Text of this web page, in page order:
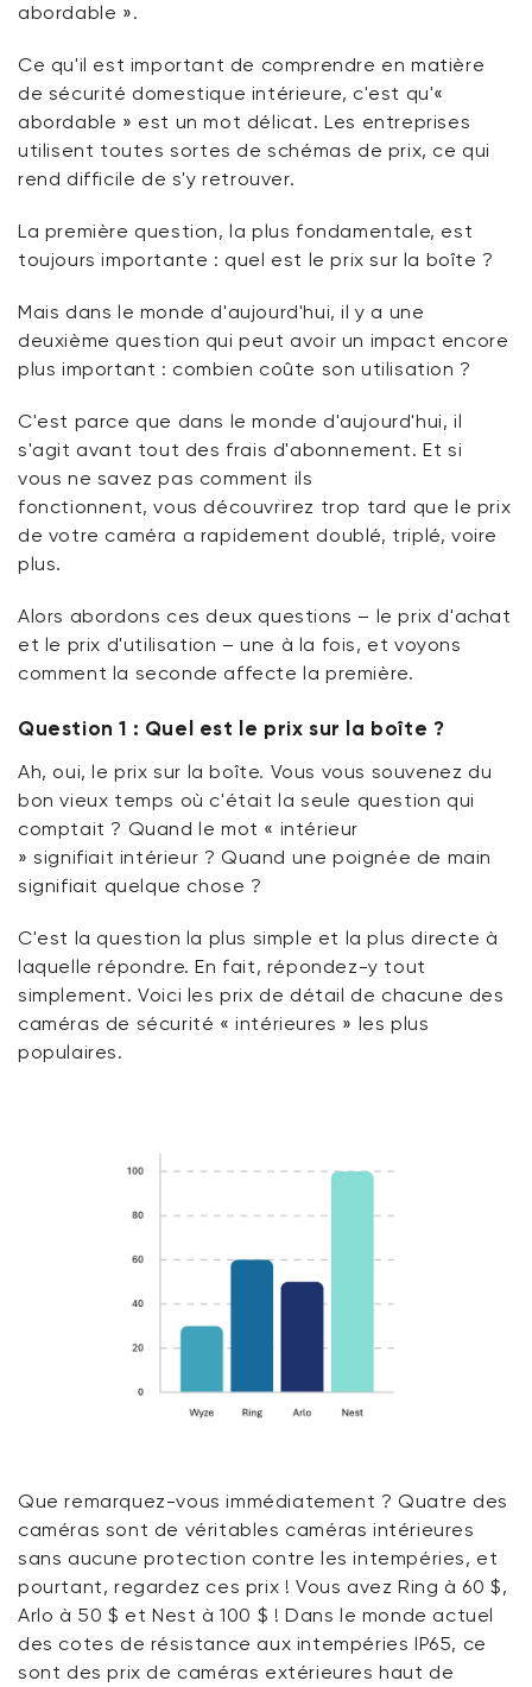
abordable ».
Ce qu'il est important de comprendre en matière
de sécurité domestique intérieure, c'est qu'«
abordable » est un mot délicat. Les entreprises
utilisent toutes sortes de schémas de prix, ce qui
rend difficile de s'y retrouver.
La première question, la plus fondamentale, est
toujours importante : quel est le prix sur la boîte ?
Mais dans le monde d'aujourd'hui, il y a une
deuxième question qui peut avoir un impact encore
plus important : combien coûte son utilisation ?
C'est parce que dans le monde d'aujourd'hui, il
s'agit avant tout des frais d'abonnement. Et si
vous ne savez pas comment ils
fonctionnent, vous découvrirez trop tard que le prix
de votre caméra a rapidement doublé, triplé, voire
plus.
Alors abordons ces deux questions – le prix d'achat
et le prix d'utilisation – une à la fois, et voyons
comment la seconde affecte la première.
Question 1 : Quel est le prix sur la boîte ?
Ah, oui, le prix sur la boîte. Vous vous souvenez du
bon vieux temps où c'était la seule question qui
comptait ? Quand le mot « intérieur
» signifiait intérieur ? Quand une poignée de main
signifiait quelque chose ?
C'est la question la plus simple et la plus directe à
laquelle répondre. En fait, répondez-y tout
simplement. Voici les prix de détail de chacune des
caméras de sécurité « intérieures » les plus
populaires.
Que remarquez-vous immédiatement ? Quatre des
caméras sont de véritables caméras intérieures
sans aucune protection contre les intempéries, et
pourtant, regardez ces prix ! Vous avez Ring à 60 $,
Arlo à 50 $ et Nest à 100 $ ! Dans le monde actuel
des cotes de résistance aux intempéries IP65, ce
sont des prix de caméras extérieures haut de